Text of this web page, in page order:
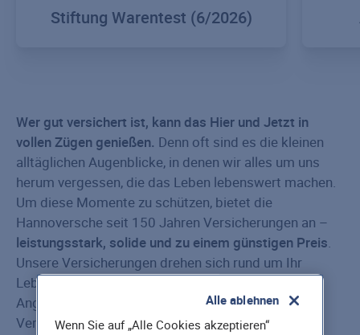
Stiftung Warentest (6/2026)
Wer gut versichert ist, kann das Hier und Jetzt in
vollen Zügen genießen. Denn oft sind es die kleinen
alltäglichen Augenblicke, in denen wir alles um uns
herum vergessen, die das Leben lebenswert machen.
Um diese Momente zu schützen, bietet die
Hannoversche seit 150 Jahren Versicherungen an –
leistungsstark, solide und zu einem günstigen Preis
Unsere Versicherungen drehen sich rund um Ihr
Leben, von der Absicherung von Ihnen und Ihren
Angehörigen, über die eigene Arbeitskraft, bis zur
Versorgung im Alter.
Wenn Sie auf „Alle Cookies akzeptieren“
Alle ablehnen